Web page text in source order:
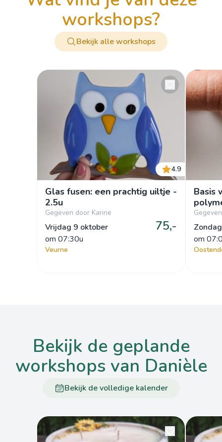
workshops?
Bekijk alle workshops
4.9
Glas fusen: een prachtig uiltje -
2.5u
Gegeven door Karine
Vrijdag 9 oktober
om 07:30u
75,-
Veurne
Basis
om
bekijk de geplande
workshops van Danièle
Bekijk de volledige kalender